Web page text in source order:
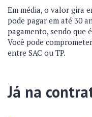
Em média, o valor gira
pode pagar em até 30
pagamento, sendo que
Você pode
entre SAC ou TP.
Já na